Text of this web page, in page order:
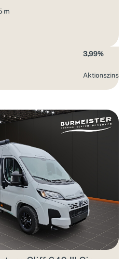
m
3,99%
Aktions­zins